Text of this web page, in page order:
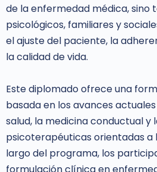
de la enfermedad médica, sino
psicológicos, familiares y
el ajuste del paciente, la
la calidad de vida.
Este diplomado ofrece una
basada en los avances
salud, la medicina conductual y
psicoterapéuticas orientadas a
largo del programa, los